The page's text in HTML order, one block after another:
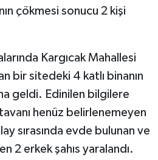
çökmesi sonucu 2 kişi
Kargıcak Mahallesi
bir sitedeki 4 katlı binanın
geldi. Edinilen bilgilere
henüz belirlenemeyen
sırasında evde bulunan ve
2 erkek şahıs yaralandı.